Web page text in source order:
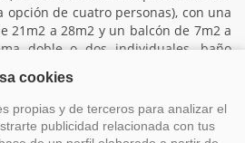
opción de cuatro personas), con una
21m2 a 28m2 y un balcón de 7m2 a
doble o dos individuales, baño
de pelo, televisión interactiva
los aspectos del crucero y una